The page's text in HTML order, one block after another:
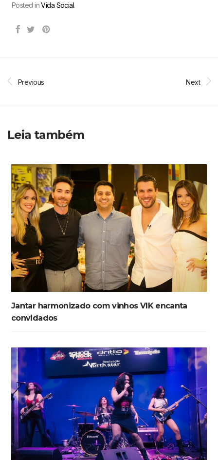
Posted inVida Social.
Previous Next
Leia também
Jantar harmonizado com vinhos VIK encanta
convidados